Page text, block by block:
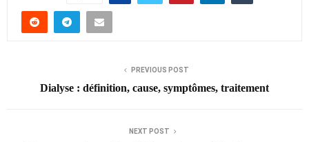
PREVIOUS POST
Dialyse : définition, cause, symptômes, traitement
NEXT POST